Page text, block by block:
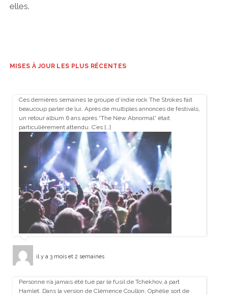
elles.
MISES À JOUR LES PLUS RÉCENTES
Ces dernières semaines le groupe d’indie rock The Strokes fait
beaucoup parler de lui. Après de multiples annonces de festivals,
un retour album 6 ans après “The New Abnormal” était
particulièrement attendu. C’es […]
il y a 3 mois et 2 semaines
Personne n’a jamais été tué par le fusil de Tchekhov, à part
Hamlet. Dans la version de Clémence Coullon, Ophélie sort de